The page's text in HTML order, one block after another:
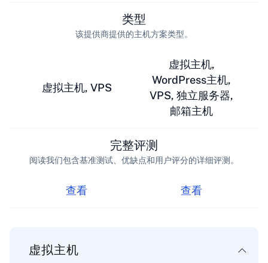
虚拟主机, VPS
类型
该提供商提供的主机方案类型。
虚拟主机,
WordPress主机,
VPS, 独立服务器,
邮箱主机
查看
完整评测
阅读我们包含基准测试、优缺点和用户评分的详细评测。
查看
虚拟主机